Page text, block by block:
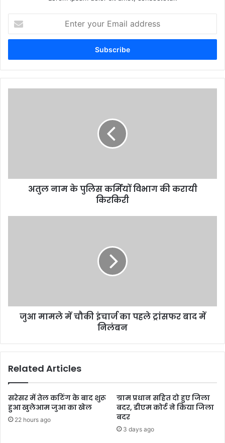
your
Email
अतुल नाम के पुलिस कर्मियों विभाग की करायी
किरकिरी
जुआ मामले में चौकी इंचार्ज का पहले ट्रांसफर बाद में
निलंबन
Related Articles
सरेसर में तेल कटिंग के बाद शुरू
हुआ खुलेआम जुआ का खेल
22 hours ago
ग्राम प्रधान सहित दो हुए जिला
बदर, डीएम कोर्ट ने किया जिला
बदर
3 days ago